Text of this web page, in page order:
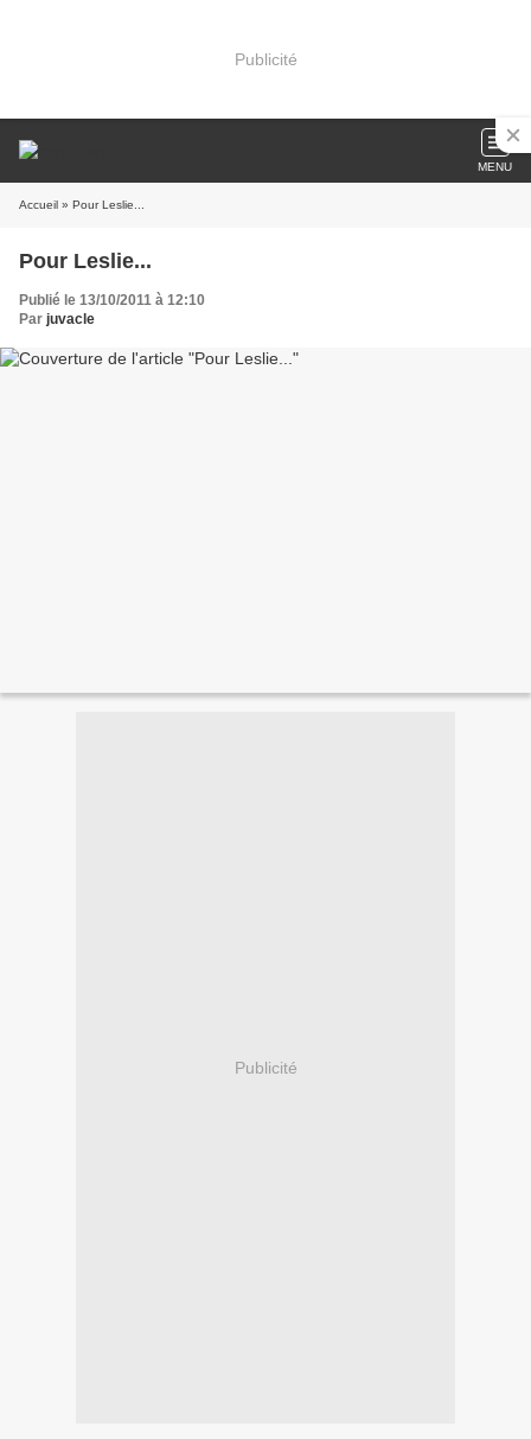
Publicité
MENU
Accueil » Pour Leslie...
Pour Leslie...
Publié le 13/10/2011 à 12:10
Par juvacle
Publicité